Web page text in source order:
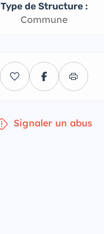
Type de Structure :
Commune
Signaler un abus